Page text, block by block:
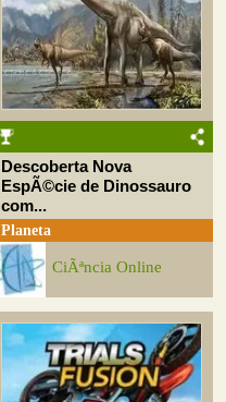
Descoberta Nova
EspÃ©cie de Dinossauro
com...
Planeta
CiÃªncia Online